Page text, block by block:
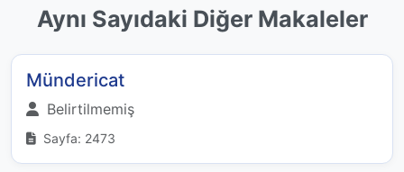
Aynı Sayıdaki Diğer Makaleler
Mündericat
Belirtilmemiş
Sayfa: 2473